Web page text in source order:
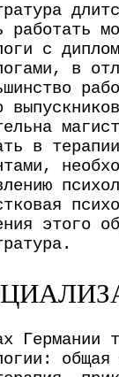
работать
с
в
в
этого
Германии
общая